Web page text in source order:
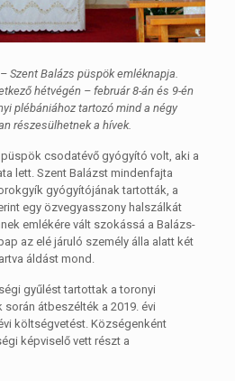
Szent Balázs püspök emléknapja.
hétvégén – február 8-án és 9-én
plébániához tartozó mind a négy
részesülhetnek a hívek.
csodatévő gyógyító volt, aki a
lett. Szent Balázst mindenfajta
gyógyítójának tartották, a
egy özvegyasszony halszálkát
emlékére vált szokássá a Balázs-
az elé járuló személy álla alatt két
áldást mond.
gyűlést tartottak a toronyi
átbeszélték a 2019. évi
költségvetést. Községenként
képviselő vett részt a